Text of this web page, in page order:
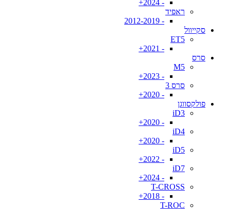
- 2024+
ראפיד
- 2012-2019
סקייוול
ET5
- 2021+
סרס
M5
- 2023+
סרס 3
- 2020+
פולקסווגן
iD3
- 2020+
iD4
- 2020+
iD5
- 2022+
iD7
- 2024+
T-CROSS
- 2018+
T-ROC